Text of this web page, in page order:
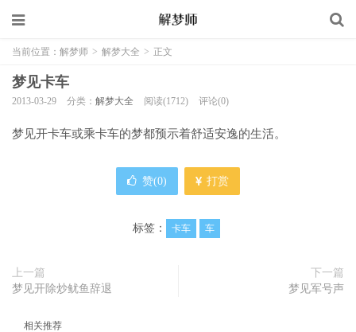
当前位置： 解梦师 > 解梦大全 > 正文
梦见卡车
2013-03-29 分类： 解梦大全 阅读(1712) 评论(0)
梦见开卡车或乘卡车的梦都预示着舒适安逸的生活。
赞(0) 打赏
标签： 卡车 车
上一篇
梦见开除炒鱿鱼辞退
下一篇
梦见军号声
相关推荐